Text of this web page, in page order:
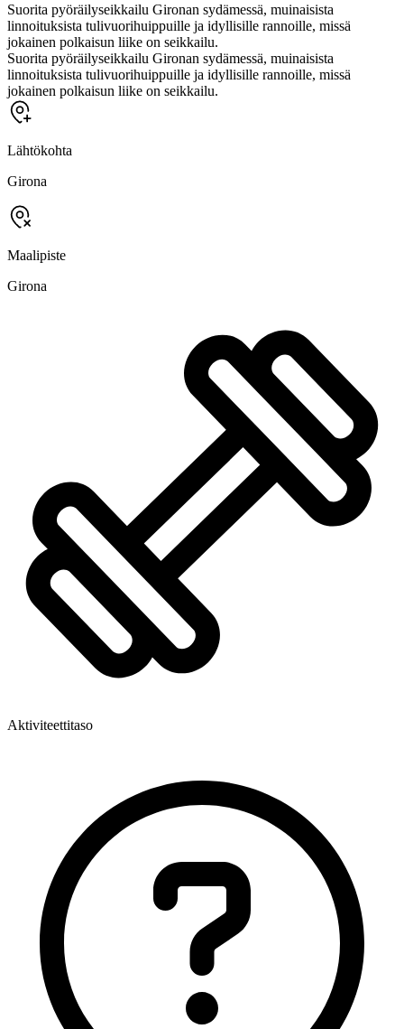
Suorita pyöräilyseikkailu Gironan sydämessä, muinaisista
linnoituksista tulivuorihuippuille ja idyllisille rannoille, missä
jokainen polkaisun liike on seikkailu.
Suorita pyöräilyseikkailu Gironan sydämessä, muinaisista
linnoituksista tulivuorihuippuille ja idyllisille rannoille, missä
jokainen polkaisun liike on seikkailu.
Lähtökohta
Girona
Maalipiste
Girona
Aktiviteettitaso